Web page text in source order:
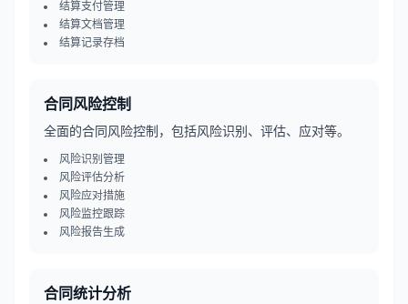
结算支付管理
结算文档管理
结算记录存档
合同风险控制
全面的合同风险控制，包括风险识别、评估、应对等。
风险识别管理
风险评估分析
风险应对措施
风险监控跟踪
风险报告生成
合同统计分析